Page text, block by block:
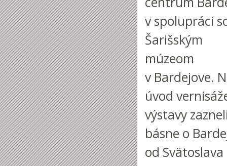
v spolupráci
Šarišským
múzeom
v Bardejove.
úvod
výstavy
básne o
od Svätoslava